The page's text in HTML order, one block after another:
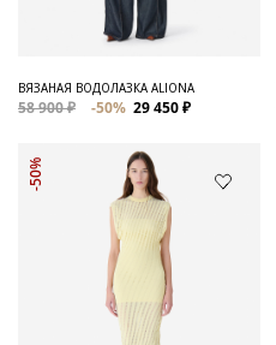
ВЯЗАНАЯ ВОДОЛАЗКА ALIONA
58 900 ₽ -50% 29 450 ₽
-50%